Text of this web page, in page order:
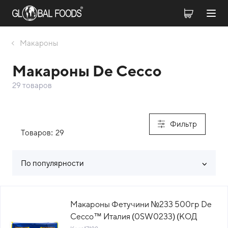
Макароны
Макароны De Cecco
29 товаров
Фильтр
Товаров: 29
По популярности
Макароны Фетучини №233 500гр De
Cecco™ Италия (0SW0233) (КОД